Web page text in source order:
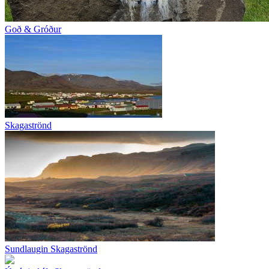
Goð & Gróður
Skagaströnd
Sundlaugin Skagaströnd